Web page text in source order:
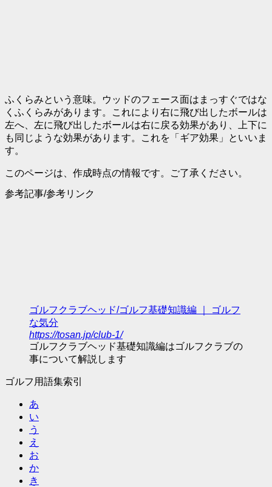
ふくらみという意味。ウッドのフェース面はまっすぐではな
くふくらみがあります。これにより右に飛び出したボールは
左へ、左に飛び出したボールは右に戻る効果があり、上下に
も同じような効果があります。これを「ギア効果」といいま
す。
このページは、作成時点の情報です。ご了承ください。
参考記事/参考リンク
ゴルフクラブヘッド/ゴルフ基礎知識編 ｜ ゴルフ
な気分
https://tosan.jp/club-1/
ゴルフクラブヘッド基礎知識編はゴルフクラブの
事について解説します
ゴルフ用語集索引
あ
い
う
え
お
か
き